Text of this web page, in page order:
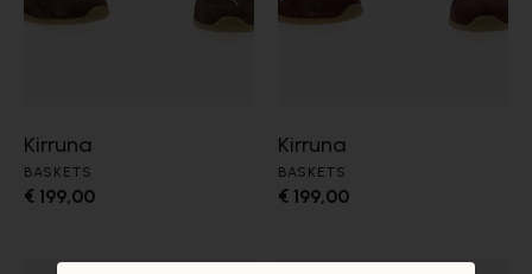
Kirruna
BASKETS
€ 199,00
Kirruna
BASKETS
€ 199,00